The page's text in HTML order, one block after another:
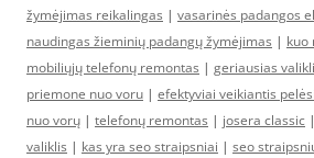
žymėjimas reikalingas | vasarinės padangos
naudingas žieminių padangų žymėjimas | kuo
mobiliųjų telefonų remontas | geriausias
priemone nuo voru | efektyviai veikiantis
nuo vorų | telefonų remontas | josera classic |
valiklis | kas yra seo straipsniai | seo